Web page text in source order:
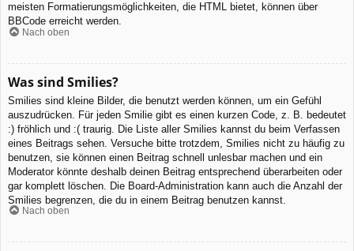
meisten Formatierungsmöglichkeiten, die HTML bietet, können über
BBCode erreicht werden.
Nach oben
Was sind Smilies?
Smilies sind kleine Bilder, die benutzt werden können, um ein Gefühl
auszudrücken. Für jeden Smilie gibt es einen kurzen Code, z. B. bedeutet
:) fröhlich und :( traurig. Die Liste aller Smilies kannst du beim Verfassen
eines Beitrags sehen. Versuche bitte trotzdem, Smilies nicht zu häufig zu
benutzen, sie können einen Beitrag schnell unlesbar machen und ein
Moderator könnte deshalb deinen Beitrag entsprechend überarbeiten oder
gar komplett löschen. Die Board-Administration kann auch die Anzahl der
Smilies begrenzen, die du in einem Beitrag benutzen kannst.
Nach oben